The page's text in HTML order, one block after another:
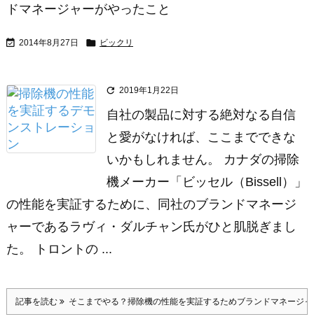
ドマネージャーがやったこと
 2014年8月27日  ビックリ
 2019年1月22日
自社の製品に対する絶対なる自信
と愛がなければ、ここまでできな
いかもしれません。 カナダの掃除
機メーカー「ビッセル（Bissell）」
の性能を実証するために、同社のブランドマネージ
ャーであるラヴィ・ダルチャン氏がひと肌脱ぎまし
た。 トロントの ...
記事を読む そこまでやる？掃除機の性能を実証するためブランドマネージ